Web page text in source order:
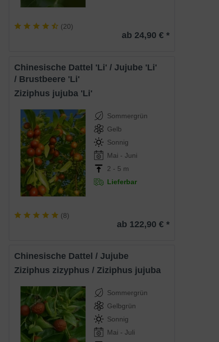
(20)
ab 24,90 € *
Chinesische Dattel 'Li' / Jujube 'Li'
/ Brustbeere 'Li'
Ziziphus jujuba 'Li'
Sommergrün
Gelb
Sonnig
Mai - Juni
2 - 5 m
Lieferbar
(8)
ab 122,90 € *
Chinesische Dattel / Jujube
Ziziphus zizyphus / Ziziphus jujuba
Sommergrün
Gelbgrün
Sonnig
Mai - Juli